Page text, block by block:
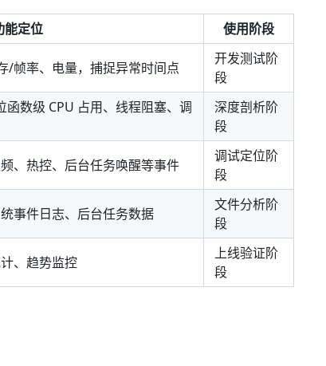
能定位 使用阶段
/帧率、电量，捕捉异常时间点
开发测试阶
段
数级 CPU 占用、线程阻塞、调
深度剖析阶
段
、热控、后台任务唤醒等事件
调试定位阶
段
事件日志、后台任务数据
文件分析阶
段
、趋势监控
上线验证阶
段